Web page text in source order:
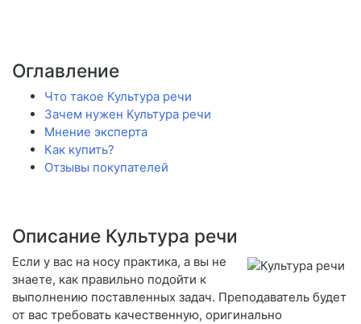
Оглавление
Что такое Культура речи
Зачем нужен Культура речи
Мнение эксперта
Как купить?
Отзывы покупателей
Описание Культура речи
Если у вас на носу практика, а вы не
знаете, как правильно подойти к
выполнению поставленных задач. Преподаватель будет
от вас требовать качественную, оригинально